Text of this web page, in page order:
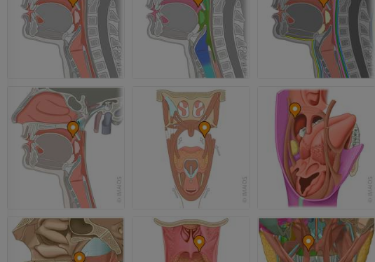
Membre supérieur
Illustrations
PREMIUM
Artériographie du membre
supérieur
Angiographie
GRATUIT
Visible human project
Photographies
PREMIUM
IRM de la cheville et de
l'arrière-pied
IRM
IRM de l’avant-pied
Angioscanner des membres
inférieurs
PREMIUM
Jambe (artères et os)